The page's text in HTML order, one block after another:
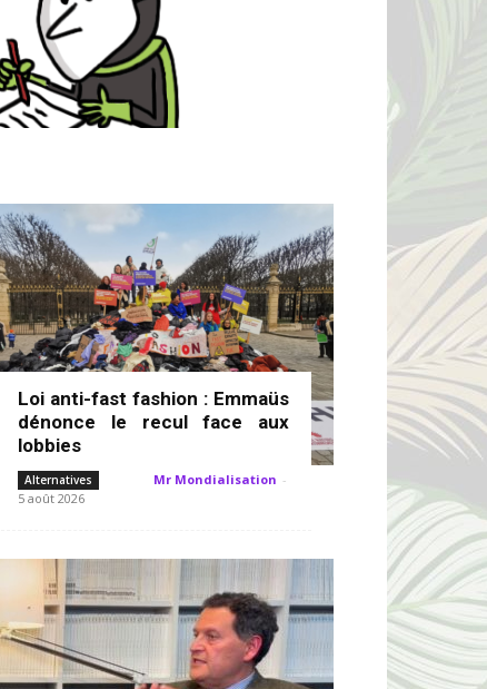
Loi anti-fast fashion : Emmaüs
dénonce le recul face aux
lobbies
Alternatives Mr Mondialisation -
5 août 2026